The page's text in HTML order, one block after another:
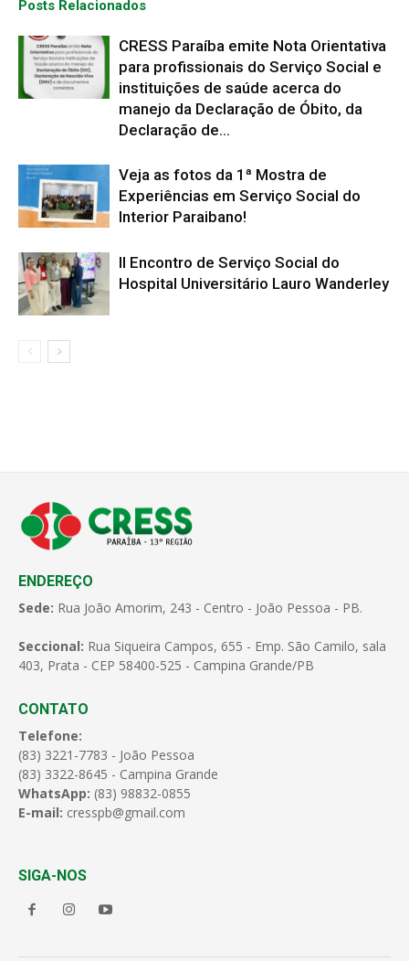
Posts Relacionados
CRESS Paraíba emite Nota Orientativa
para profissionais do Serviço Social e
instituições de saúde acerca do
manejo da Declaração de Óbito, da
Declaração de...
Veja as fotos da 1ª Mostra de
Experiências em Serviço Social do
Interior Paraibano!
II Encontro de Serviço Social do
Hospital Universitário Lauro Wanderley
ENDEREÇO
Sede: Rua João Amorim, 243 - Centro - João Pessoa - PB.
Seccional: Rua Siqueira Campos, 655 - Emp. São Camilo, sala
403, Prata - CEP 58400-525 - Campina Grande/PB
CONTATO
Telefone:
(83) 3221-7783 - João Pessoa
(83) 3322-8645 - Campina Grande
WhatsApp: (83) 98832-0855
E-mail: cresspb@gmail.com
SIGA-NOS